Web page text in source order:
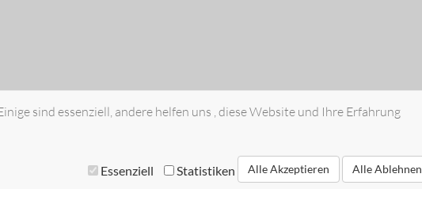
sind essenziell, andere helfen uns , diese Website und Ihre Erfahrung
Essenziell Statistiken Alle Akzeptieren Alle Ablehnen